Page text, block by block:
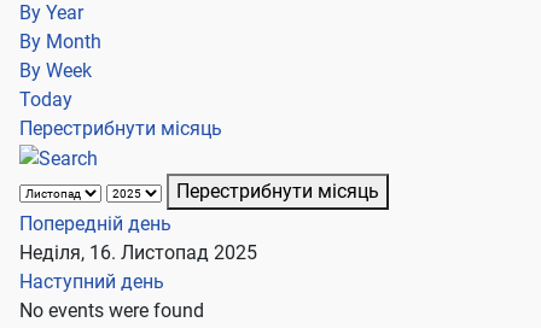
By Year
By Month
By Week
Today
Перестрибнути місяць
Перестрибнути місяць
Попередній день
Неділя, 16. Листопад 2025
Наступний день
No events were found